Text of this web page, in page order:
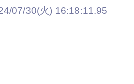
07/30(火) 16:18:11.95